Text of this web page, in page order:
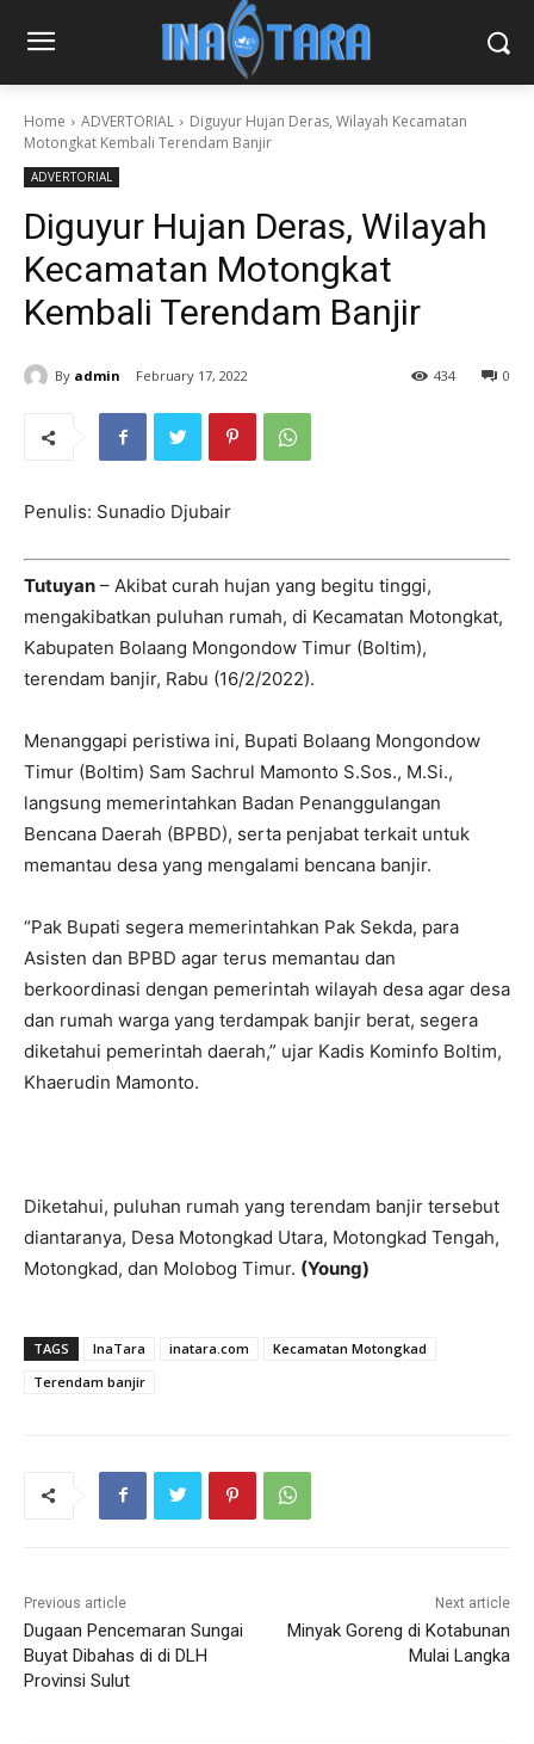
Home ADVERTORIAL
Diguyur Hujan Deras, Wilayah Kecamatan
Motongkat Kembali Terendam Banjir
ADVERTORIAL
Diguyur Hujan Deras, Wilayah
Kecamatan Motongkat
Kembali Terendam Banjir
By admin February 17, 2022 0
434
Penulis: Sunadio Djubair
Tutuyan – Akibat curah hujan yang begitu tinggi,
mengakibatkan puluhan rumah, di Kecamatan Motongkat,
Kabupaten Bolaang Mongondow Timur (Boltim),
terendam banjir, Rabu (16/2/2022).
Menanggapi peristiwa ini, Bupati Bolaang Mongondow
Timur (Boltim) Sam Sachrul Mamonto S.Sos., M.Si.,
langsung memerintahkan Badan Penanggulangan
Bencana Daerah (BPBD), serta penjabat terkait untuk
memantau desa yang mengalami bencana banjir.
“Pak Bupati segera memerintahkan Pak Sekda, para
Asisten dan BPBD agar terus memantau dan
berkoordinasi dengan pemerintah wilayah desa agar desa
dan rumah warga yang terdampak banjir berat, segera
diketahui pemerintah daerah,” ujar Kadis Kominfo Boltim,
Khaerudin Mamonto.
Diketahui, puluhan rumah yang terendam banjir tersebut
diantaranya, Desa Motongkad Utara, Motongkad Tengah,
Motongkad, dan Molobog Timur. (Young)
TAGS InaTara inatara.com
Kecamatan Motongkad
Terendam banjir
Previous article
Dugaan Pencemaran Sungai
Buyat Dibahas di di DLH
Provinsi Sulut
Next article
Minyak Goreng di Kotabunan
Mulai Langka